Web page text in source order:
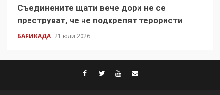
Съединените щати вече дори не се
преструват, че не подкрепят терористи
БАРИКАДА 21 юли 2026
facebook
twitter
youtube